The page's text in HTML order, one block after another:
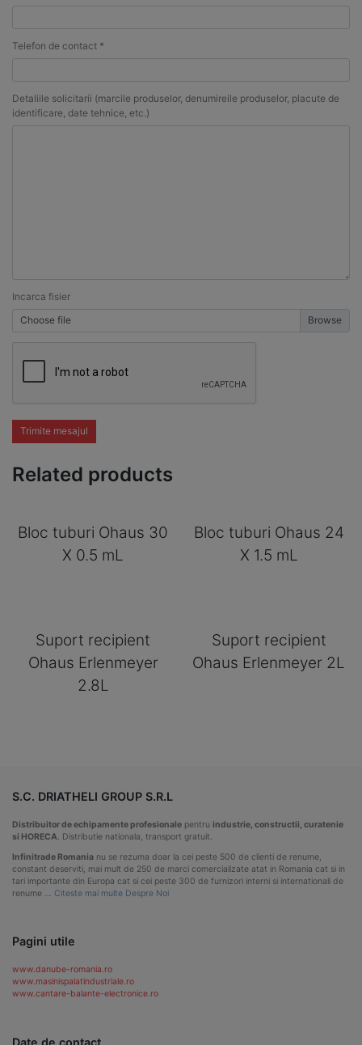
Telefon de contact *
Detaliile solicitarii (marcile produselor, denumireile produselor, placute de
identificare, date tehnice, etc.)
Incarca fisier
Choose file
Trimite mesajul
Related products
Bloc tuburi Ohaus 30
X 0.5 mL
Bloc tuburi Ohaus 24
X 1.5 mL
Suport recipient
Ohaus Erlenmeyer
2.8L
Suport recipient
Ohaus Erlenmeyer 2L
S.C. DRIATHELI GROUP S.R.L
Distribuitor de echipamente profesionale pentru industrie, constructii, curatenie
si HORECA . Distributie nationala, transport gratuit.
Infinitrade Romania nu se rezuma doar la cei peste 500 de clienti de renume,
constant deserviti, mai mult de 250 de marci comercializate atat in Romania cat si in
tari importante din Europa cat si cei peste 300 de furnizori interni si internationali de
renume … Citeste mai multe Despre Noi
Pagini utile
www.danube-romania.ro
www.masinispalatindustriale.ro
www.cantare-balante-electronice.ro
Date de contact